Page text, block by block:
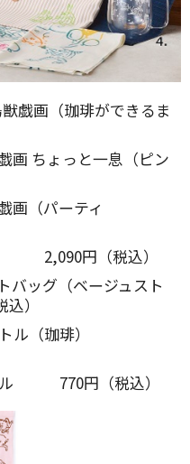
戯画（珈琲ができるま
画 ちょっと一息（ピン
画（パーティ
2,090円（税込）
ッグ（ベージュスト
）
トル（珈琲）
ル 770円（税込）